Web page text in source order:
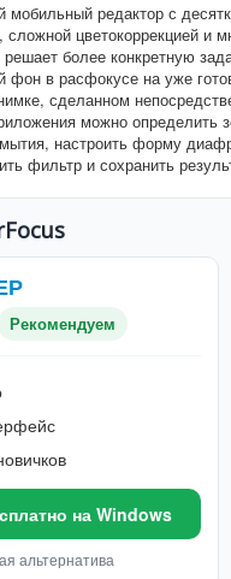
мобильный редактор с
сложной цветокоррекцией и
более конкретную
фон в расфокусе на уже
сделанном
можно определить
настроить форму
фильтр и сохранить
Рекомендуем
на Windows
альтернатива